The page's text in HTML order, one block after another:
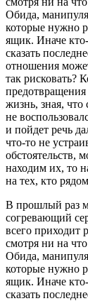
Обида,
которые нужно
ящик. Иначе
сказать
отношения
так рисковать?
жизнь, зная,
не
и пойдет речь
что-то не
обстоятельств,
находим их, то
на тех, кто
В прошлый раз
согревающий
всего приходит
смотря ни на
Обида,
которые нужно
ящик. Иначе
сказать